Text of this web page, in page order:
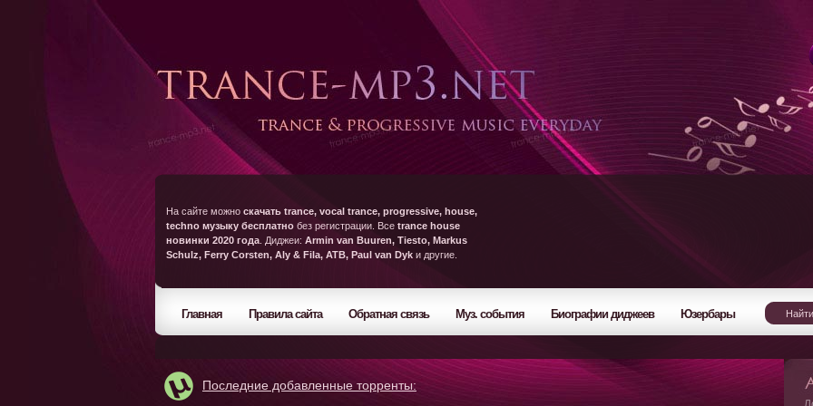
На сайте можно скачать trance, vocal trance, progressive, house,
techno музыку бесплатно без регистрации. Все trance house
новинки 2020 года . Диджеи: Armin van Buuren, Tiesto, Markus
Schulz, Ferry Corsten, Aly & Fila, ATB, Paul van Dyk и другие.
Главная Правила сайта Обратная связь Муз. события Биографии диджеев Юзербары
Последние добавленные торренты: